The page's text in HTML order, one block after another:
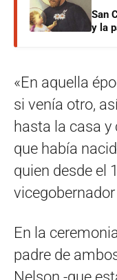
San
y la
«En aquella
si venía otro,
hasta la casa
que había
quien desde el
En la
padre de